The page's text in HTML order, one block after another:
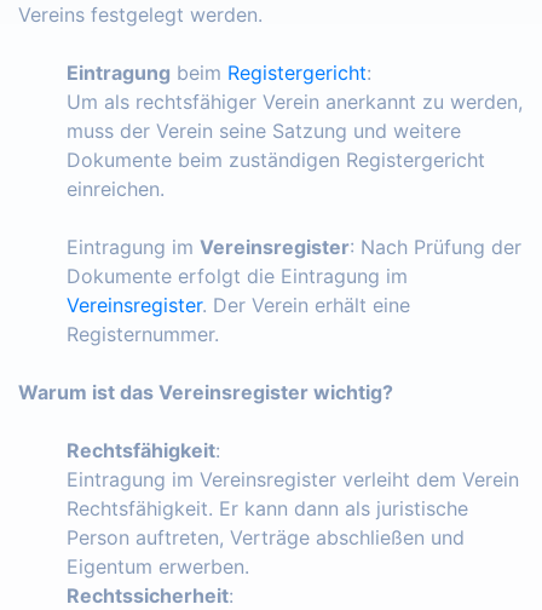
Vereins festgelegt werden.
Eintragung beim Registergericht:
Um als rechtsfähiger Verein anerkannt zu werden,
muss der Verein seine Satzung und weitere
Dokumente beim zuständigen Registergericht
einreichen.
Eintragung im Vereinsregister: Nach Prüfung der
Dokumente erfolgt die Eintragung im
Vereinsregister. Der Verein erhält eine
Registernummer.
Warum ist das Vereinsregister wichtig?
Rechtsfähigkeit:
Eintragung im Vereinsregister verleiht dem Verein
Rechtsfähigkeit. Er kann dann als juristische
Person auftreten, Verträge abschließen und
Eigentum erwerben.
Rechtssicherheit: